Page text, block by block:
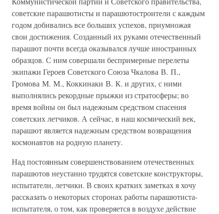
советские парашютисты и парашютостроители с каждым
годом добивались все больших успехов, приумножая
свои достижения. Созданный их руками отечественный
парашют почти всегда оказывался лучше иностранных
образцов. С ним совершали беспримерные перелеты
экипажи Героев Советского Союза Чкалова В. П.,
Громова М. М., Коккинаки В. К. и других, с ними
выполнялись рекордные прыжки из стратосферы; во
время войны он был надежным средством спасения
советских летчиков. А сейчас, в наш космический век,
парашют является надежным средством возвращения
космонавтов на родную планету.
Над постоянным совершенствованием отечественных
парашютов неустанно трудятся советские конструкторы,
испытатели, летчики. В своих кратких заметках я хочу
рассказать о некоторых сторонах работы парашютиста-
испытателя, о том, как проверяется в воздухе действие